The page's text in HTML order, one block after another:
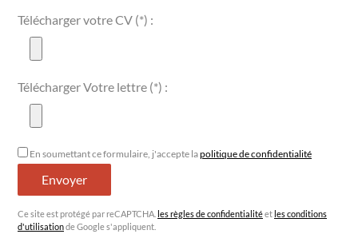
Télécharger votre CV (*) :
Télécharger Votre lettre (*) :
En soumettant ce formulaire, j'accepte lapolitique de confidentialité
Ce site est protégé par reCAPTCHA. les règles de confidentialitéetles conditions
d'utilisationde Google s'appliquent.